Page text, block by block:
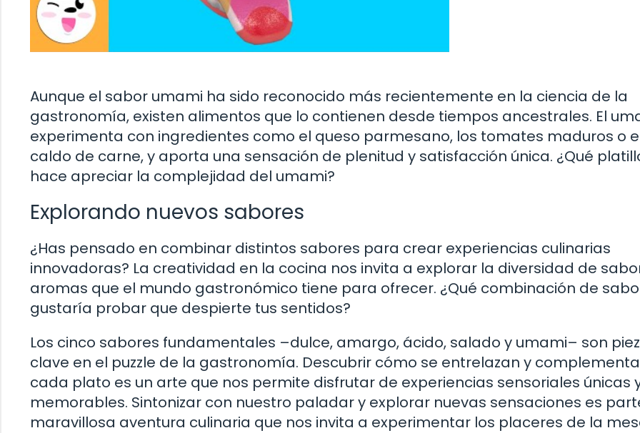
Aunque el sabor umami ha sido reconocido más recientemente en la ciencia de la
gastronomía, existen alimentos que lo contienen desde tiempos ancestrales. El
experimenta con ingredientes como el queso parmesano, los tomates maduros o
caldo de carne, y aporta una sensación de plenitud y satisfacción única. ¿Qué
hace apreciar la complejidad del umami?
Explorando nuevos sabores
¿Has pensado en combinar distintos sabores para crear experiencias culinarias
innovadoras? La creatividad en la cocina nos invita a explorar la diversidad de
aromas que el mundo gastronómico tiene para ofrecer. ¿Qué combinación de
gustaría probar que despierte tus sentidos?
Los cinco sabores fundamentales –dulce, amargo, ácido, salado y umami– son
clave en el puzzle de la gastronomía. Descubrir cómo se entrelazan y
cada plato es un arte que nos permite disfrutar de experiencias sensoriales únicas
memorables. Sintonizar con nuestro paladar y explorar nuevas sensaciones es
maravillosa aventura culinaria que nos invita a experimentar los placeres de la